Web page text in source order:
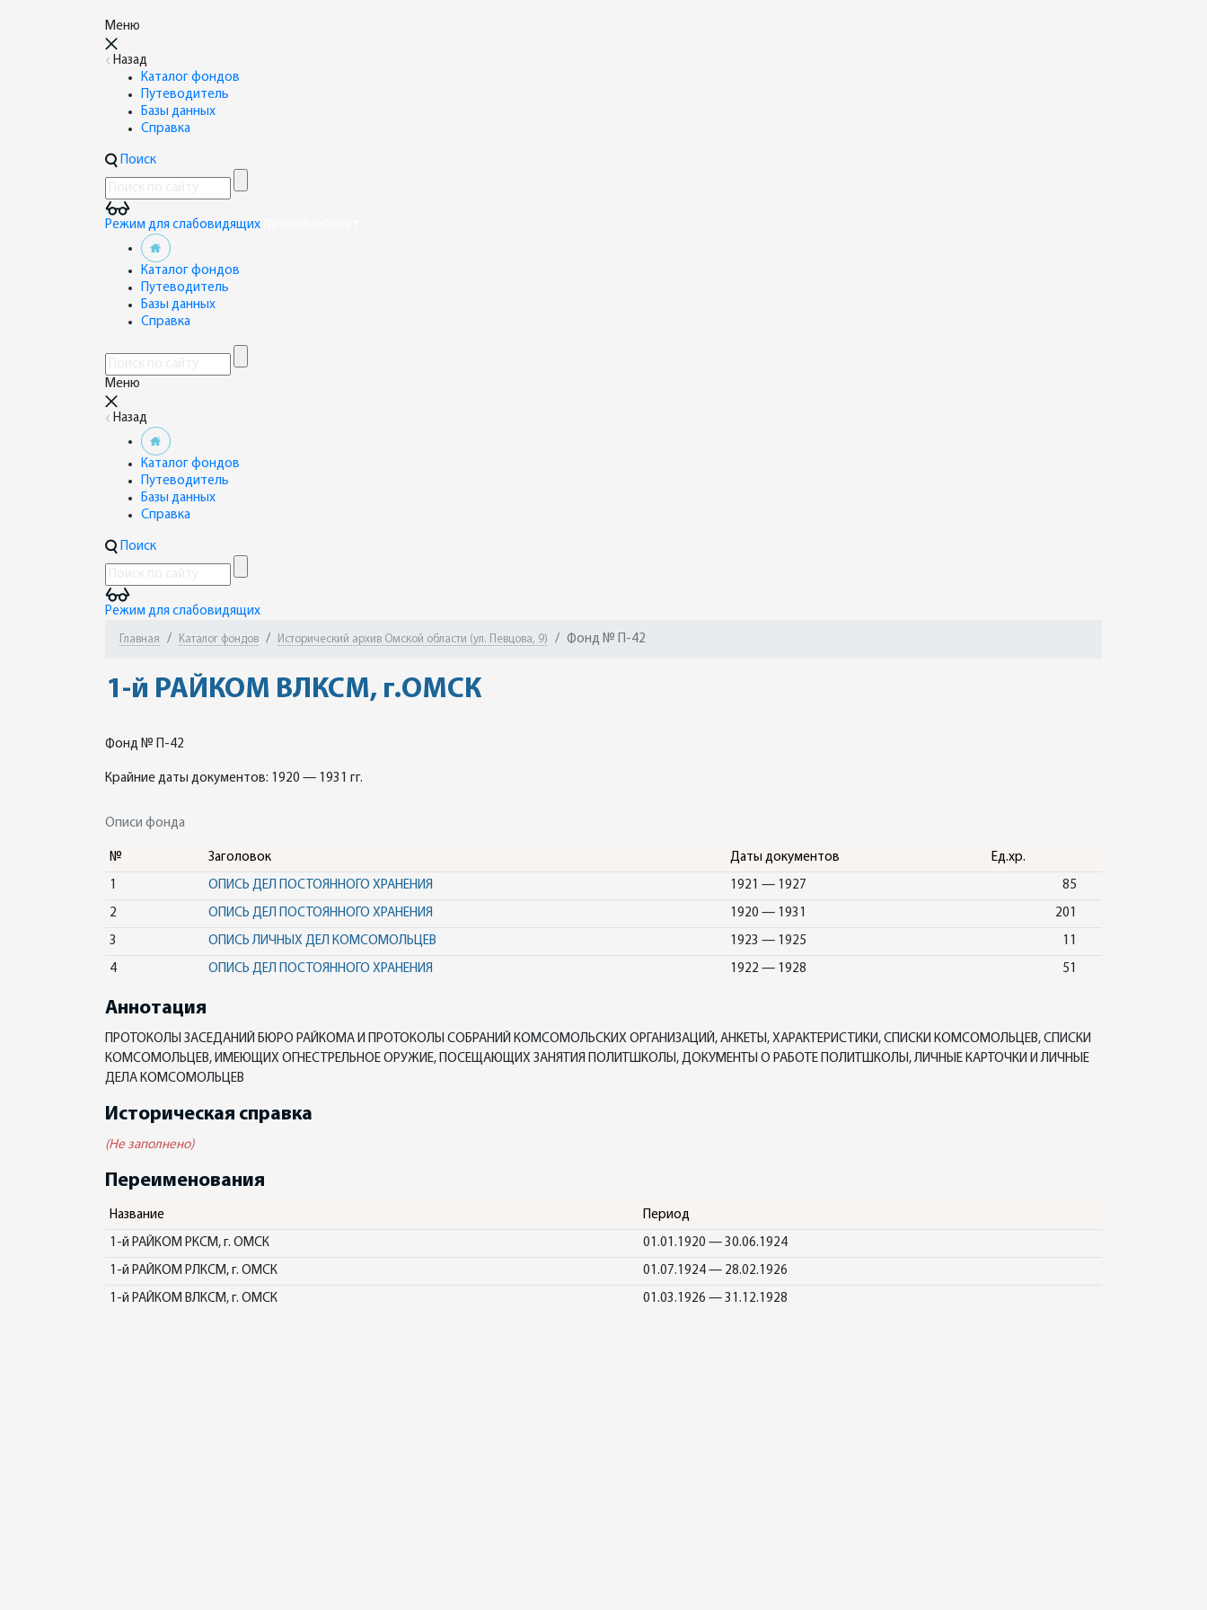
Меню
Назад
Каталог фондов
Путеводитель
Базы данных
Справка
Поиск
Режим для слабовидящих
Каталог фондов
Путеводитель
Базы данных
Справка
Меню
Назад
Каталог фондов
Путеводитель
Базы данных
Справка
Поиск
Режим для слабовидящих
Главная Каталог фондов Исторический архив Омской области (ул. Певцова, 9) Фонд № П-42
1-й РАЙКОМ ВЛКСМ, г.ОМСК
Фонд № П-42
Крайние даты документов: 1920 — 1931 гг.
Описи фонда
№ Заголовок Даты документов Ед.хр.
1 ОПИСЬ ДЕЛ ПОСТОЯННОГО ХРАНЕНИЯ 1921 — 1927 85
2 ОПИСЬ ДЕЛ ПОСТОЯННОГО ХРАНЕНИЯ 1920 — 1931 201
3 ОПИСЬ ЛИЧНЫХ ДЕЛ КОМСОМОЛЬЦЕВ 1923 — 1925 11
4 ОПИСЬ ДЕЛ ПОСТОЯННОГО ХРАНЕНИЯ 1922 — 1928 51
Аннотация
ПРОТОКОЛЫ ЗАСЕДАНИЙ БЮРО РАЙКОМА И ПРОТОКОЛЫ СОБРАНИЙ КОМСОМОЛЬСКИХ ОРГАНИЗАЦИЙ, АНКЕТЫ, ХАРАКТЕРИСТИКИ, СПИСКИ КОМСОМОЛЬЦЕВ, СПИСКИ
КОМСОМОЛЬЦЕВ, ИМЕЮЩИХ ОГНЕСТРЕЛЬНОЕ ОРУЖИЕ, ПОСЕЩАЮЩИХ ЗАНЯТИЯ ПОЛИТШКОЛЫ, ДОКУМЕНТЫ О РАБОТЕ ПОЛИТШКОЛЫ, ЛИЧНЫЕ КАРТОЧКИ И ЛИЧНЫЕ
ДЕЛА КОМСОМОЛЬЦЕВ
Историческая справка
(Не заполнено)
Переименования
Название Период
1-й РАЙКОМ РКСМ, г. ОМСК 01.01.1920 — 30.06.1924
1-й РАЙКОМ РЛКСМ, г. ОМСК 01.07.1924 — 28.02.1926
1-й РАЙКОМ ВЛКСМ, г. ОМСК 01.03.1926 — 31.12.1928